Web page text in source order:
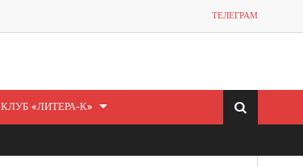
ТЕЛЕГРАМ
КЛУБ «ЛИТЕРА-К»